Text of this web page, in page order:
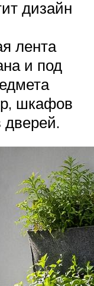
дизайн
лента
и под
шкафов
дверей.